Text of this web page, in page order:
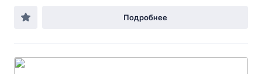
Подробнее